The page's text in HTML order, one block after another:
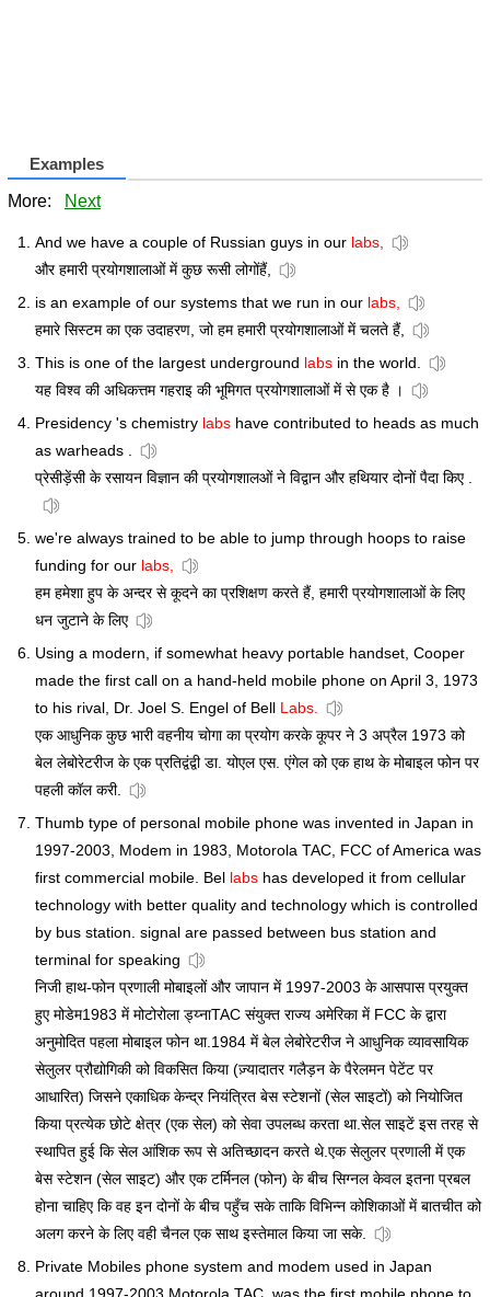
Examples
More: Next
And we have a couple of Russian guys in our labs,
और हमारी प्रयोगशालाओं में कुछ रूसी लोगोंहैं,
is an example of our systems that we run in our labs,
हमारे सिस्टम का एक उदाहरण, जो हम हमारी प्रयोगशालाओं में चलते हैं,
This is one of the largest underground labs in the world.
यह विश्व की अधिकत्तम गहराइ की भूमिगत प्रयोगशालाओं में से एक है ।
Presidency 's chemistry labs have contributed to heads as much
as warheads .
प्रेसीड़ेंसी के रसायन विज्ञान की प्रयोगशालओं ने विद्वान और हथियार दोनों पैदा किए .
we're always trained to be able to jump through hoops to raise
funding for our labs,
हम हमेशा हुप के अन्दर से कूदने का प्रशिक्षण करते हैं, हमारी प्रयोगशालाओं के लिए
धन जुटाने के लिए
Using a modern, if somewhat heavy portable handset, Cooper
made the first call on a hand-held mobile phone on April 3, 1973
to his rival, Dr. Joel S. Engel of Bell Labs.
एक आधुनिक कुछ भारी वहनीय चोगा का प्रयोग करके कूपर ने 3 अप्रैल 1973 को
बेल लेबोरेटरीज के एक प्रतिद्वंद्वी डा. योएल एस. एंगेल को एक हाथ के मोबाइल फोन पर
पहली कॉल करी.
Thumb type of personal mobile phone was invented in Japan in
1997-2003, Modem in 1983, Motorola TAC, FCC of America was
first commercial mobile. Bel labs has developed it from cellular
technology with better quality and technology which is controlled
by bus station. signal are passed between bus station and
terminal for speaking
निजी हाथ-फोन प्रणाली मोबाइलों और जापान में 1997-2003 के आसपास प्रयुक्त
हुए मोडेम1983 में मोटोरोला ड्य्नाTAC संयुक्त राज्य अमेरिका में FCC के द्वारा
अनुमोदित पहला मोबाइल फोन था.1984 में बेल लेबोरेटरीज ने आधुनिक व्यावसायिक
सेलुलर प्रौद्योगिकी को विकसित किया (ज़्यादातर गलैड़न के पैरेलमन पेटेंट पर
आधारित) जिसने एकाधिक केन्द्र नियंत्रित बेस स्टेशनों (सेल साइटों) को नियोजित
किया प्रत्येक छोटे क्षेत्र (एक सेल) को सेवा उपलब्ध करता था.सेल साइटें इस तरह से
स्थापित हुई कि सेल आंशिक रूप से अतिच्छादन करते थे.एक सेलुलर प्रणाली में एक
बेस स्टेशन (सेल साइट) और एक टर्मिनल (फोन) के बीच सिग्नल केवल इतना प्रबल
होना चाहिए कि वह इन दोनों के बीच पहुँच सके ताकि विभिन्न कोशिकाओं में बातचीत को
अलग करने के लिए वही चैनल एक साथ इस्तेमाल किया जा सके.
Private Mobiles phone system and modem used in Japan